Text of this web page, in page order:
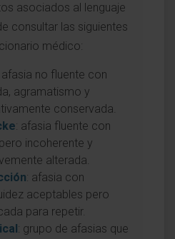
asociados al lenguaje
consultar las siguientes
médico:
afasia no fluente con
agramatismo y
conservada.
: afasia fluente con
incoherente y
alterada.
: afasia con
aceptables pero
para repetir.
: grupo de afasias que